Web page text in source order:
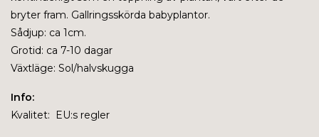
bryter fram. Gallringsskörda babyplantor.
Sådjup: ca 1cm.
Grotid: ca 7-10 dagar
Växtläge: Sol/halvskugga
Info:
Kvalitet: EU:s regler